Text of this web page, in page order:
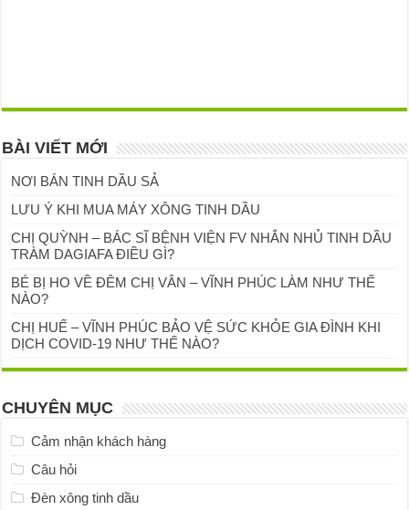
BÀI VIẾT MỚI
NƠI BÁN TINH DẦU SẢ
LƯU Ý KHI MUA MÁY XÔNG TINH DẦU
CHỊ QUỲNH – BÁC SĨ BỆNH VIỆN FV NHẮN NHỦ TINH DẦU
TRÀM DAGIAFA ĐIỀU GÌ?
BÉ BỊ HO VỀ ĐÊM CHỊ VÂN – VĨNH PHÚC LÀM NHƯ THẾ
NÀO?
CHỊ HUẾ – VĨNH PHÚC BẢO VỆ SỨC KHỎE GIA ĐÌNH KHI
DỊCH COVID-19 NHƯ THẾ NÀO?
CHUYÊN MỤC
Cảm nhận khách hàng
Câu hỏi
Đèn xông tinh dầu